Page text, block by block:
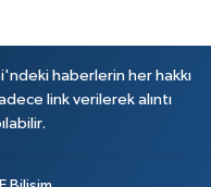
haberlerin her hakkı
link verilerek alıntı